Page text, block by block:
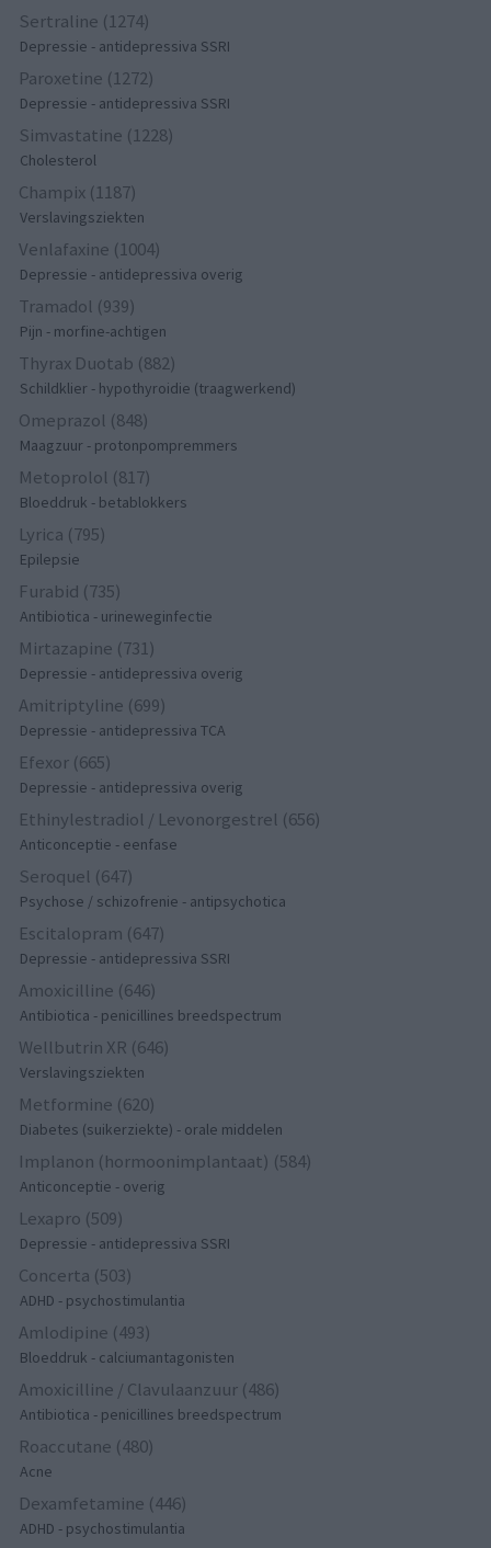
Sertraline (1274)
Depressie - antidepressiva SSRI
Paroxetine (1272)
Depressie - antidepressiva SSRI
Simvastatine (1228)
Cholesterol
Champix (1187)
Verslavingsziekten
Venlafaxine (1004)
Depressie - antidepressiva overig
Tramadol (939)
Pijn - morfine-achtigen
Thyrax Duotab (882)
Schildklier - hypothyroidie (traagwerkend)
Omeprazol (848)
Maagzuur - protonpompremmers
Metoprolol (817)
Bloeddruk - betablokkers
Lyrica (795)
Epilepsie
Furabid (735)
Antibiotica - urineweginfectie
Mirtazapine (731)
Depressie - antidepressiva overig
Amitriptyline (699)
Depressie - antidepressiva TCA
Efexor (665)
Depressie - antidepressiva overig
Ethinylestradiol / Levonorgestrel (656)
Anticonceptie - eenfase
Seroquel (647)
Psychose / schizofrenie - antipsychotica
Escitalopram (647)
Depressie - antidepressiva SSRI
Amoxicilline (646)
Antibiotica - penicillines breedspectrum
Wellbutrin XR (646)
Verslavingsziekten
Metformine (620)
Diabetes (suikerziekte) - orale middelen
Implanon (hormoonimplantaat) (584)
Anticonceptie - overig
Lexapro (509)
Depressie - antidepressiva SSRI
Concerta (503)
ADHD - psychostimulantia
Amlodipine (493)
Bloeddruk - calciumantagonisten
Amoxicilline / Clavulaanzuur (486)
Antibiotica - penicillines breedspectrum
Roaccutane (480)
Acne
Dexamfetamine (446)
ADHD - psychostimulantia